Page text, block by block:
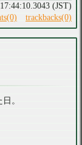
(JST)
trackbacks(0)
。